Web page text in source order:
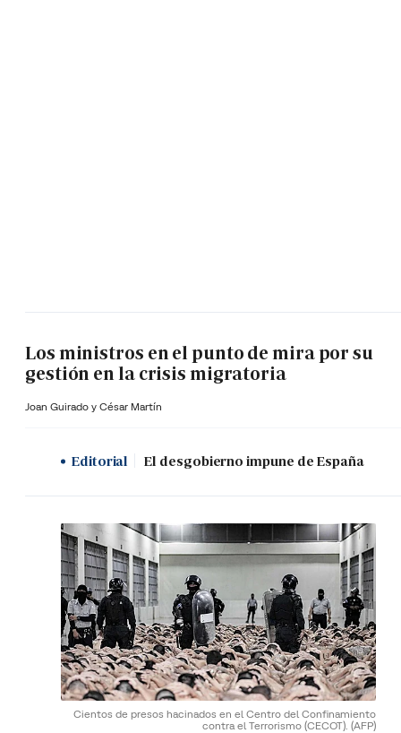
Los ministros en el punto de mira por su
gestión en la crisis migratoria
Joan Guirado y César Martín
Editorial El desgobierno impune de España
Cientos de presos hacinados en el Centro del Confinamiento
contra el Terrorismo (CECOT). (AFP)